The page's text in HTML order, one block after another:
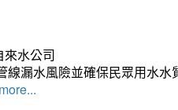
水公司
線漏水風險並確保民眾用水
more...